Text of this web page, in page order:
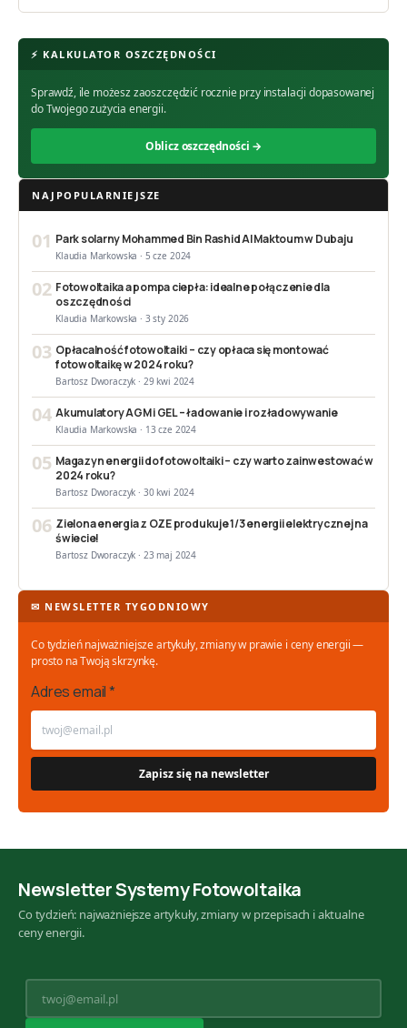
⚡ KALKULATOR OSZCZĘDNOŚCI
Sprawdź, ile możesz zaoszczędzić rocznie przy instalacji dopasowanej
do Twojego zużycia energii.
Oblicz oszczędności →
NAJPOPULARNIEJSZE
01 Park solarny Mohammed Bin Rashid Al Maktoum w Dubaju
Klaudia Markowska · 5 cze 2024
02 Fotowoltaika a pompa ciepła: idealne połączenie dla
oszczędności
Klaudia Markowska · 3 sty 2026
03 Opłacalność fotowoltaiki – czy opłaca się montować
fotowoltaikę w 2024 roku?
Bartosz Dworaczyk · 29 kwi 2024
04 Akumulatory AGM i GEL – ładowanie i rozładowywanie
Klaudia Markowska · 13 cze 2024
05 Magazyn energii do fotowoltaiki – czy warto zainwestować w
2024 roku?
Bartosz Dworaczyk · 30 kwi 2024
06 Zielona energia z OZE produkuje 1/3 energii elektrycznej na
świecie!
Bartosz Dworaczyk · 23 maj 2024
✉ NEWSLETTER TYGODNIOWY
Co tydzień najważniejsze artykuły, zmiany w prawie i ceny energii —
prosto na Twoją skrzynkę.
Adres email *
Newsletter Systemy Fotowoltaika
Co tydzień: najważniejsze artykuły, zmiany w przepisach i aktualne
ceny energii.